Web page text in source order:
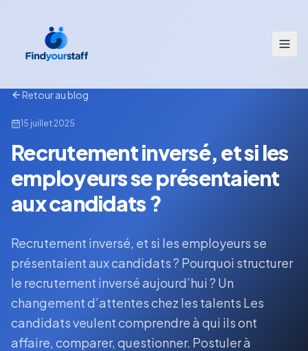
Retour au blog
15 juillet 2025
Recrutement inversé, et si les
employeurs se présentaient
aux candidats ?
Recrutement inversé, et si les employeurs se
présentaient aux candidats ? Pourquoi structurer
le recrutement inversé aujourd’hui ? Un
changement d’attentes chez les talents Les
candidats veulent comprendre à qui ils ont
affaire, comparer, questionner. Postuler à